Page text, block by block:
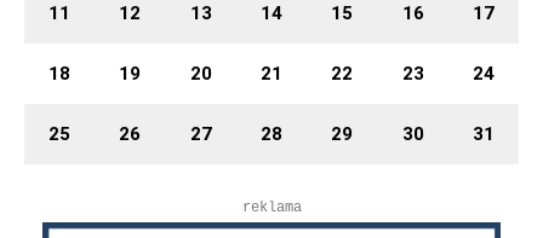
11 12 13 14 15 16 17
18 19 20 21 22 23 24
25 26 27 28 29 30 31
reklama